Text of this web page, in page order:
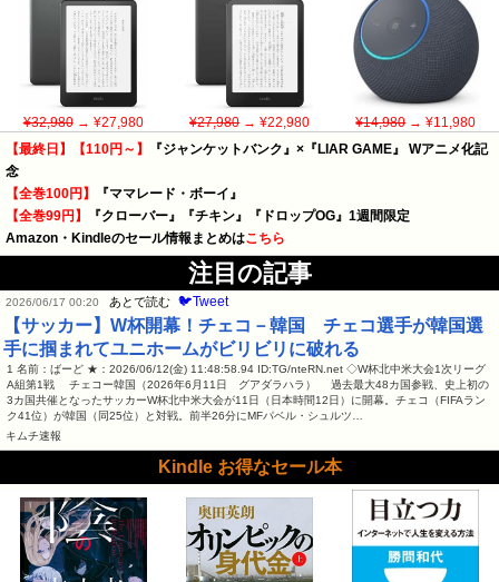
¥32,980→ ¥27,980 ¥27,980→ ¥22,980 ¥14,980→ ¥11,980
【最終日】【110円～】
『ジャンケットバンク』×『LIAR GAME』 Wアニメ化記
念
【全巻100円】
『ママレード・ボーイ』
【全巻99円】
『クローバー』『チキン』『ドロップOG』1週間限定
Amazon・Kindleのセール情報まとめはこちら
注目の記事
2026/06/17 00:20 あとで読む 🐦Tweet
【サッカー】W杯開幕！チェコ－韓国 チェコ選手が韓国選
手に掴まれてユニホームがビリビリに破れる
1 名前：ばーど ★：2026/06/12(金) 11:48:58.94 ID:TG/nteRN.net ◇W杯北中米大会1次リーグ
A組第1戦 チェコー韓国（2026年6月11日 グアダラハラ） 過去最大48カ国参戦、史上初の
3カ国共催となったサッカーW杯北中米大会が11日（日本時間12日）に開幕。チェコ（FIFAラン
ク41位）が韓国（同25位）と対戦。前半26分にMFパベル・シュルツ…
キムチ速報
Kindle お得なセール本